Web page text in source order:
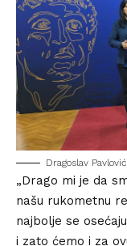
Dragoslav
„Drago mi je da
našu rukometnu
najbolje se
i zato ćemo i za